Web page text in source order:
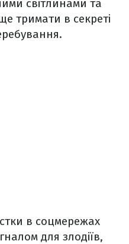
світлинами та
тримати в секреті
в соцмережах
для злодіїв,